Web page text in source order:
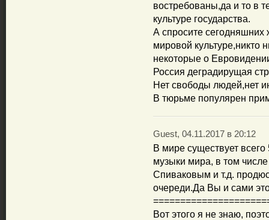
востребованы,да и то в
культуре государства.
А спросите сегодняшних
мировой культуре,никто
некоторые о
Россия деградирущая
Нет свободы людей,нет
В тюрьме популярен
Guest, 04.11.2017 в 20:12
В мире существует
музыки мира, в том
Спиваковым и т.д.
очереди.Да Вы и сами
Вот этого я не знаю,